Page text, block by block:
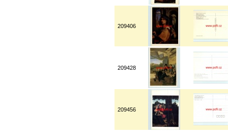
209406
209428
209456